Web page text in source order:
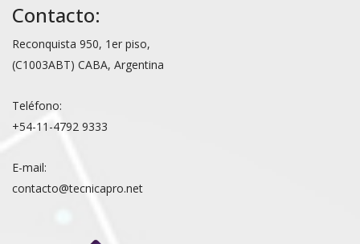
Contacto:
Reconquista 950, 1er piso,
(C1003ABT) CABA, Argentina
Teléfono:
+54-11-4792 9333
E-mail:
contacto@tecnicapro.net